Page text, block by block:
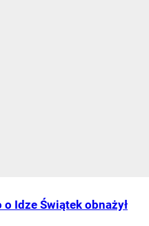
o Idze Świątek obnażył